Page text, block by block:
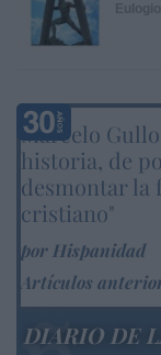
Marcelo
historia, de
desmontar la
cristiano"
por Hispanidad
Artículos
DIARIO DE